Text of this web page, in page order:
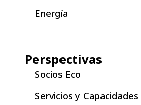
Energía
Perspectivas
Socios Eco
Servicios y Capacidades